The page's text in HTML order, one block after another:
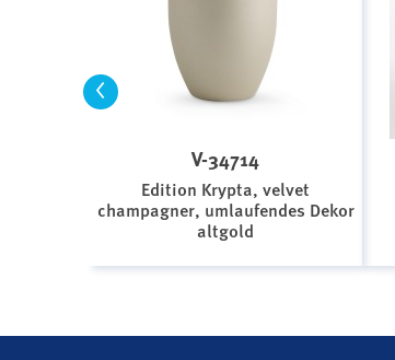
<
V-34714
Edition Krypta, velvet
champagner, umlaufendes Dekor
altgold